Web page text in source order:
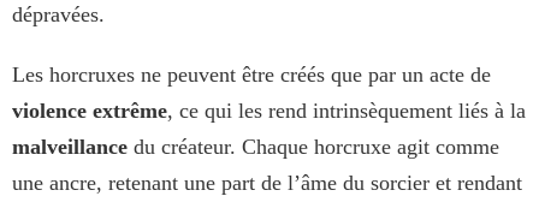
dépravées.
Les horcruxes ne peuvent être créés que par un acte de
violence extrême, ce qui les rend intrinsèquement liés à la
malveillance du créateur. Chaque horcruxe agit comme
une ancre, retenant une part de l’âme du sorcier et rendant